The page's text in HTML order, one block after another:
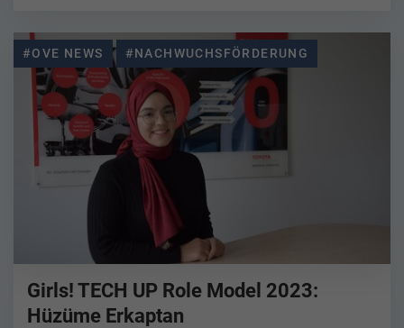
#OVE NEWS #NACHWUCHSFÖRDERUNG
Girls! TECH UP Role Model 2023:
Hüzüme Erkaptan